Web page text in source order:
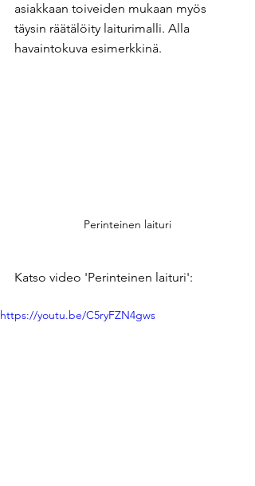
asiakkaan toiveiden mukaan myös
täysin räätälöity laiturimalli. Alla
havaintokuva esimerkkinä.
Perinteinen laituri
Katso video 'Perinteinen laituri':
https://youtu.be/C5ryFZN4gws